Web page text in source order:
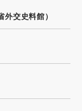
交史料館）